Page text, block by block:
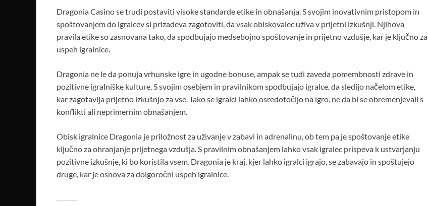
Dragonia Casino se trudi postaviti visoke standarde etike in obnašanja. S svojim inovativnim pristopom in
spoštovanjem do igralcev si prizadeva zagotoviti, da vsak obiskovalec uživa v prijetni izkušnji. Njihova
pravila etike so zasnovana tako, da spodbujajo medsebojno spoštovanje in prijetno vzdušje, kar je ključno za
uspeh igralnice.
Dragonia ne le da ponuja vrhunske igre in ugodne bonuse, ampak se tudi zaveda pomembnosti zdrave in
pozitivne igralniške kulture. S svojim osebjem in pravilnikom spodbujajo igralce, da sledijo načelom etike,
kar zagotavlja prijetno izkušnjo za vse. Tako se igralci lahko osredotočijo na igro, ne da bi se obremenjevali s
konflikti ali neprimernim obnašanjem.
Obisk igralnice Dragonia je priložnost za uživanje v zabavi in adrenalinu, ob tem pa je spoštovanje etike
ključno za ohranjanje prijetnega vzdušja. S pravilnim obnašanjem lahko vsak igralec prispeva k ustvarjanju
pozitivne izkušnje, ki bo koristila vsem. Dragonia je kraj, kjer lahko igralci igrajo, se zabavajo in spoštujejo
druge, kar je osnova za dolgoročni uspeh igralnice.